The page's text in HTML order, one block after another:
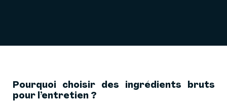
Pourquoi choisir des ingrédients bruts
pour l’entretien ?